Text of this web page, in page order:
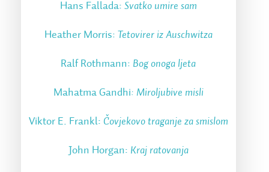
Hans Fallada: Svatko umire sam
Heather Morris: Tetovirer iz Auschwitza
Ralf Rothmann: Bog onoga ljeta
Mahatma Gandhi: Miroljubive misli
Viktor E. Frankl: Čovjekovo traganje za smislom
John Horgan: Kraj ratovanja